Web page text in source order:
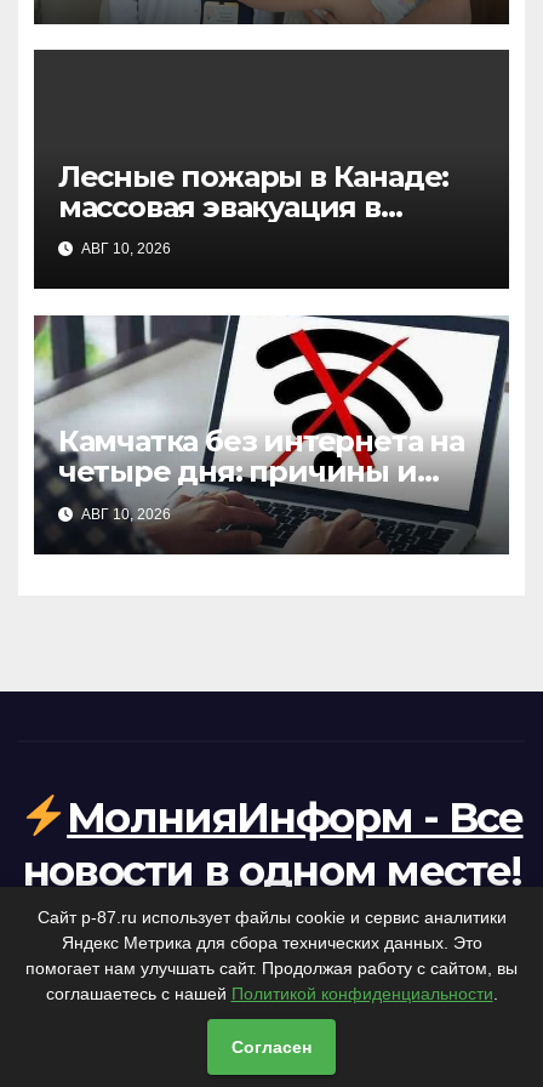
Сайт p-87.ru использует файлы cookie и сервис аналитики
Яндекс Метрика для сбора технических данных. Это
помогает нам улучшать сайт. Продолжая работу с сайтом, вы
соглашаетесь с нашей Политикой конфиденциальности
Согласен
Лесные пожары в Канаде:
массовая эвакуация в
Британской Колумбии, есть
жертвы
АВГ 10, 2026
Камчатка без интернета на
четыре дня: причины и
последствия отключения
связи
АВГ 10, 2026
МолнияИнформ - Все
новости в одном месте!
Ваша персональная лента коротких новостей.
Политика конфиденциальности